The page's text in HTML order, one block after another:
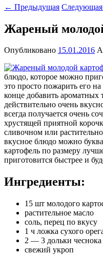
← Предыдущая Следующая
Жареный
Опубликовано 15.01.2016
блюдо, которое можно
это просто пожарить его
конце добавить ароматных
действительно очень
всегда получается очень
хрустящей приятной
сливочном или
вкусное блюдо можно
картофель по размеру
приготовится быстрее и
Ингредиенты:
15 шт молодого
растительное масло
соль, перец по вкусу
1 ч ложка сухого
2 — 3 дольки чеснока
свежий укроп